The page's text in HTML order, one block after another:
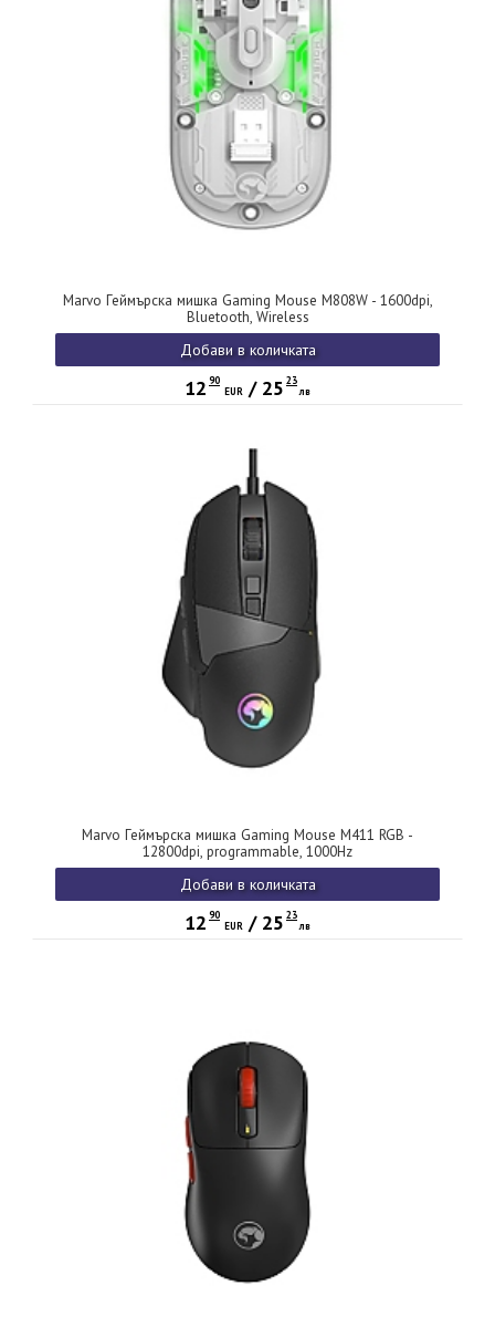
Marvo Геймърска мишка Gaming Mouse M808W - 1600dpi,
Bluetooth, Wireless
Добави в количката
12 90
EUR
/ 25 23
лв
Marvo Геймърска мишка Gaming Mouse M411 RGB -
12800dpi, programmable, 1000Hz
Добави в количката
12 90
EUR
/ 25 23
лв